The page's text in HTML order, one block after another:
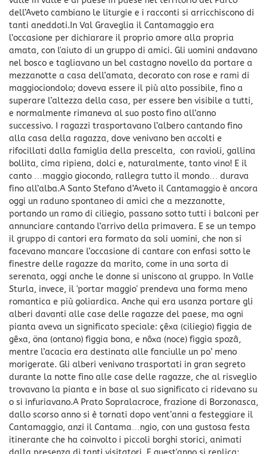
dell’Aveto cambiano le liturgie e i racconti si arricchiscono di
tanti aneddoti.In Val Graveglia il Cantamaggio era
l’occasione per dichiarare il proprio amore alla propria
amata, con l'aiuto di un gruppo di amici. Gli uomini andavano
nel bosco e tagliavano un bel castagno novello da portare a
mezzanotte a casa dell’amata, decorato con rose e rami di
maggiociondolo; doveva essere il più alto possibile, fino a
superare l’altezza della casa, per essere ben visibile a tutti,
e normalmente rimaneva al suo posto fino all’anno
successivo. I ragazzi trasportavano l’albero cantando fino
alla casa della ragazza, dove venivano ben accolti e
rifocillati dalla famiglia della prescelta, con ravioli, gallina
bollita, cima ripiena, dolci e, naturalmente, tanto vino! E il
canto …maggio giocondo, rallegra tutto il mondo… durava
fino all’alba.A Santo Stefano d’Aveto il Cantamaggio è ancora
oggi un raduno spontaneo di amici che a mezzanotte,
portando un ramo di ciliegio, passano sotto tutti i balconi per
annunciare cantando l’arrivo della primavera. E se un tempo
il gruppo di cantori era formato da soli uomini, che non si
facevano mancare l’occasione di cantare con enfasi sotto le
finestre delle ragazze da marito, come in una sorta di
serenata, oggi anche le donne si uniscono al gruppo. In Valle
Sturla, invece, il 'portar maggio' prendeva una forma meno
romantica e più goliardica. Anche qui era usanza portare gli
alberi davanti alle case delle ragazze del paese, ma ogni
pianta aveva un significato speciale: çêxa (ciliegio) figgia de
gêxa, öna (ontano) figgia bona, e nôxa (noce) figgia spozâ,
mentre l’acacia era destinata alle fanciulle un po’ meno
morigerate. Gli alberi venivano trasportati in gran segreto
durante la notte fino alle case delle ragazze, che al risveglio
trovavano la pianta e in base al suo significato ci ridevano su
o si infuriavano.A Prato Sopralacroce, frazione di Borzonasca,
dallo scorso anno si è tornati dopo vent’anni a festeggiare il
Cantamaggio, anzi il Cantama…ngio, con una gustosa festa
itinerante che ha coinvolto i piccoli borghi storici, animati